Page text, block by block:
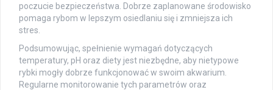
poczucie bezpieczeństwa. Dobrze zaplanowane środowisko
pomaga rybom w lepszym osiedlaniu się i zmniejsza ich
stres.
Podsumowując, spełnienie wymagań dotyczących
temperatury, pH oraz diety jest niezbędne, aby nietypowe
rybki mogły dobrze funkcjonować w swoim akwarium.
Regularne monitorowanie tych parametrów oraz